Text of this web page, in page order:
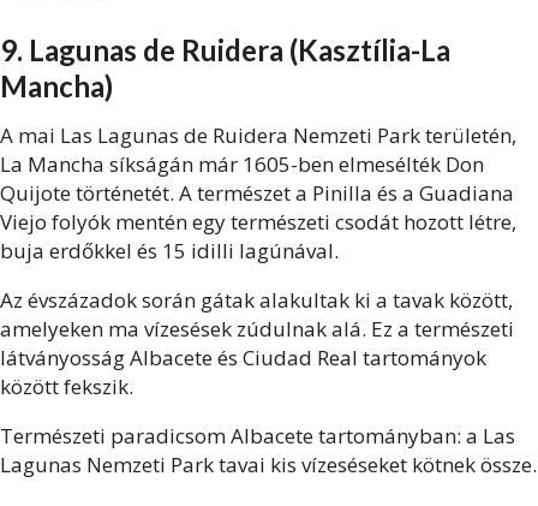
9. Lagunas de Ruidera (Kasztília-La
Mancha)
A mai Las Lagunas de Ruidera Nemzeti Park területén,
La Mancha síkságán már 1605-ben elmesélték Don
Quijote történetét. A természet a Pinilla és a Guadiana
Viejo folyók mentén egy természeti csodát hozott létre,
buja erdőkkel és 15 idilli lagúnával.
Az évszázadok során gátak alakultak ki a tavak között,
amelyeken ma vízesések zúdulnak alá. Ez a természeti
látványosság Albacete és Ciudad Real tartományok
között fekszik.
Természeti paradicsom Albacete tartományban: a Las
Lagunas Nemzeti Park tavai kis vízeséseket kötnek össze.